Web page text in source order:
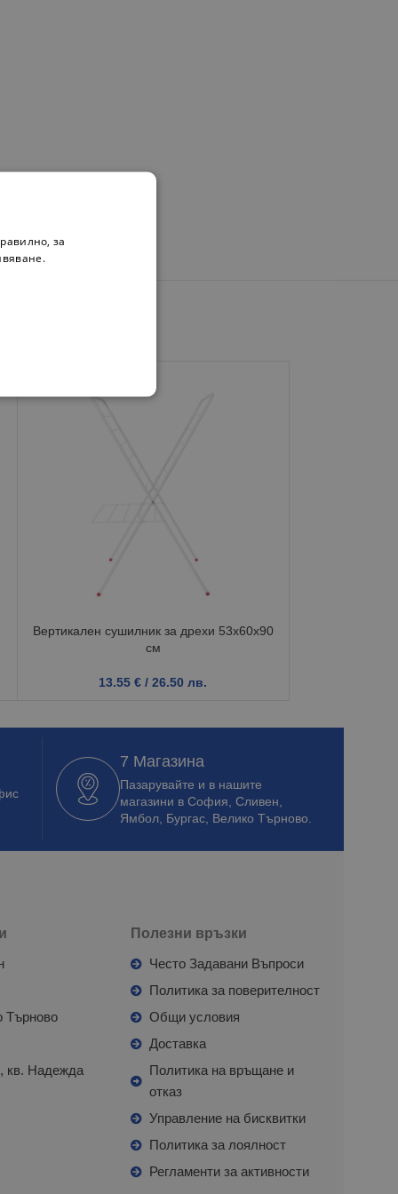
Вертикален сушилник за дрехи 53x60x90
см
13.55 € / 26.50 лв.
7 Магазина
Пазарувайте и в нашите
магазини в София, Сливен,
Ямбол, Бургас, Велико Търново.
Търново
кв. Надежда
Полезни връзки
Често Задавани Въпроси
Политика за поверителност
Общи условия
Доставка
Политика на връщане и
отказ
Управление на бисквитки
Политика за лоялност
Регламенти за активности
за